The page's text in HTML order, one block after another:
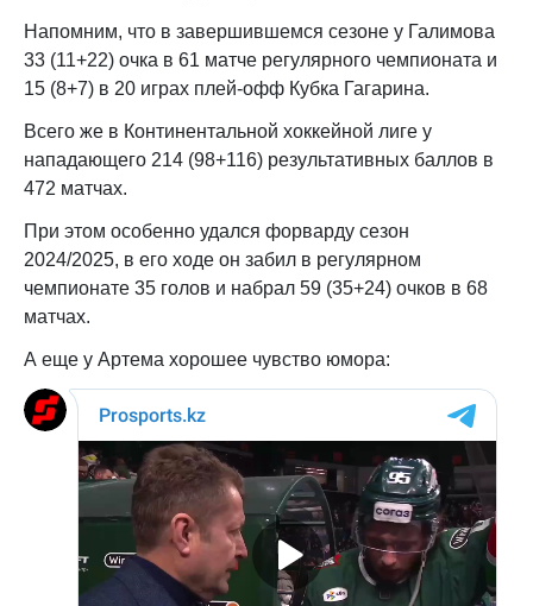
Напомним, что в завершившемся сезоне у Галимова
33 (11+22) очка в 61 матче регулярного чемпионата и
15 (8+7) в 20 играх плей-офф Кубка Гагарина.
Всего же в Континентальной хоккейной лиге у
нападающего 214 (98+116) результативных баллов в
472 матчах.
При этом особенно удался форварду сезон
2024/2025, в его ходе он забил в регулярном
чемпионате 35 голов и набрал 59 (35+24) очков в 68
матчах.
А еще у Артема хорошее чувство юмора: